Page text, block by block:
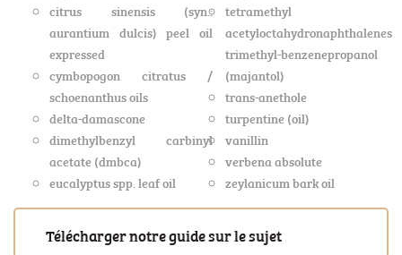
citrus sinensis (syn.:
aurantium dulcis) peel oil
expressed
cymbopogon citratus /
schoenanthus oils
delta-damascone
dimethylbenzyl carbinyl
acetate (dmbca)
eucalyptus spp. leaf oil
tetramethyl
acetyloctahydronaphthalenes
trimethyl-benzenepropanol
(majantol)
trans-anethole
turpentine (oil)
vanillin
verbena absolute
zeylanicum bark oil
Télécharger notre guide sur le sujet